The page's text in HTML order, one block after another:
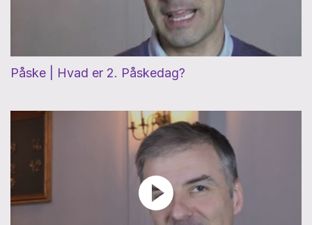
Påske | Hvad er 2. Påskedag?